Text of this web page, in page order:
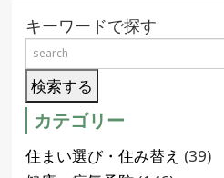
キーワードで探す
カテゴリー
住まい選び・住み替え (39)